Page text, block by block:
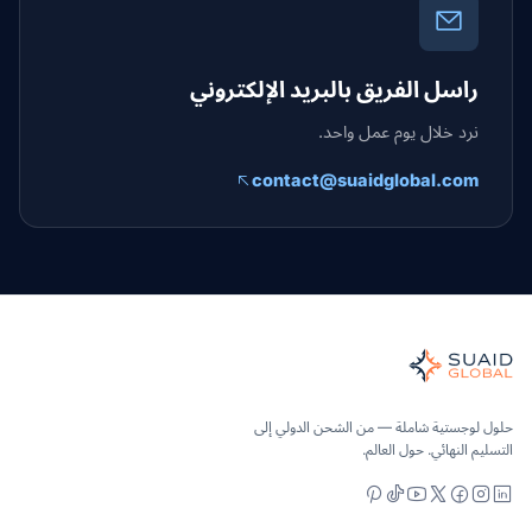
راسل الفريق بالبريد الإلكتروني
نرد خلال يوم عمل واحد.
contact@suaidglobal.com
منسق شحن مستقل للخدمات البحرية والجوية والأرضية والجمارك
المحيط والجو والأرض - مقارنة الناقلات بشكل محايد، ونقلها
حلول لوجستية شاملة — من الشحن الدولي إلى
التسليم النهائي. حول العالم.
LinkedIn
Instagram
Facebook
X
YouTube
TikTok